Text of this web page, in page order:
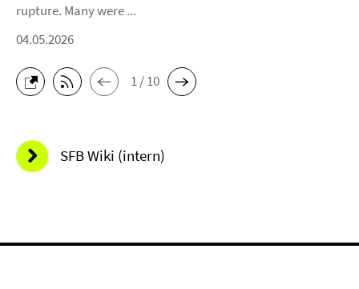
rupture. Many were ...
04.05.2026
1 / 10
SFB Wiki (intern)